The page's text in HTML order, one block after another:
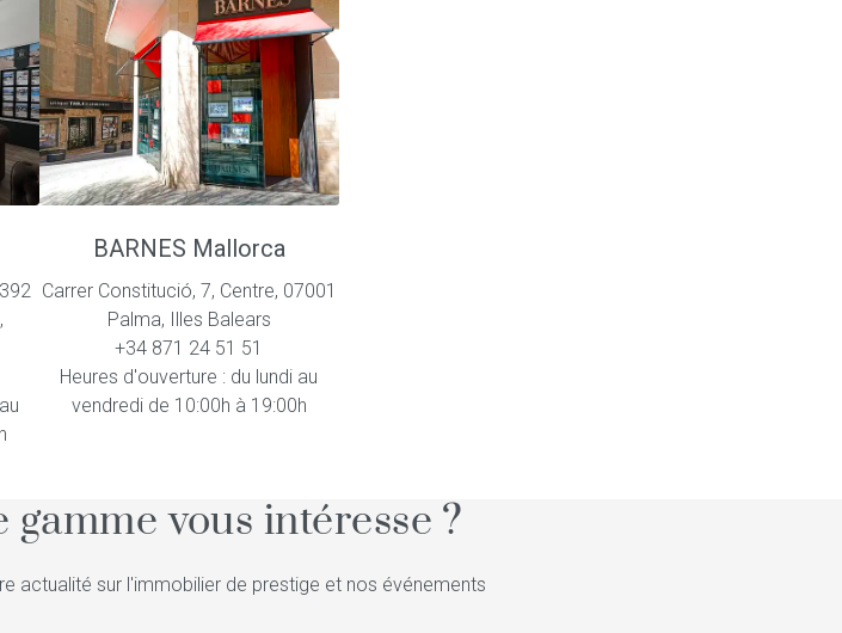
BARNES Mallorca
Carrer Constitució, 7, Centre, 07001
Palma, Illes Balears
+34 871 24 51 51
Heures d'ouverture : du lundi au
vendredi de 10:00h à 19:00h
vous intéresse ?
actualité sur l'immobilier de prestige et nos événements